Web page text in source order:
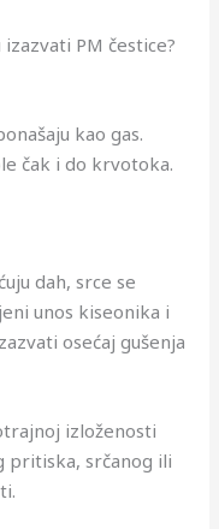
PM čestice?
kao gas.
čak i do krvotoka.
dah, srce se
unos kiseonika i
osećaj gušenja
izloženosti
pritiska, srčanog ili